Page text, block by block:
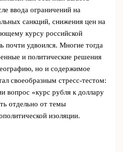
ввода ограничений на
санкций, снижения цен на
курсу российской
почти удвоился. Многие тогда
и политические решения
но и содержимое
своеобразным стресс‑тестом:
вопрос «курс рубля к доллару
отдельно от темы
изоляции.